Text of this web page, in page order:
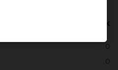
Нет оценок
0
0